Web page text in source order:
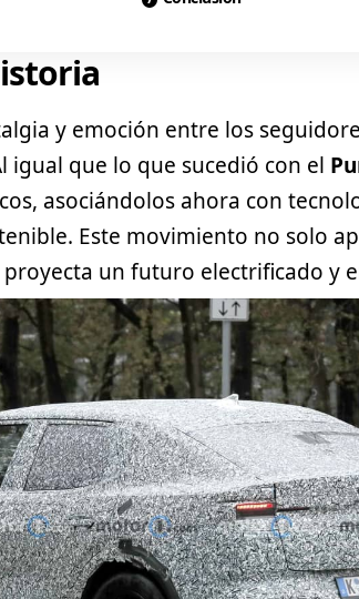
y emoción entre los
igual que lo que sucedió con el
asociándolos ahora con
Este movimiento no solo
un futuro electrificado y